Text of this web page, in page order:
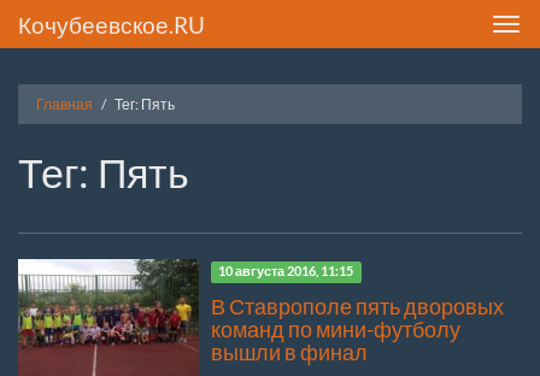
Кочубеевское.RU
Главная Тег: Пять
Тег: Пять
10 августа 2016, 11:15
В Ставрополе пять дворовых
команд по мини-футболу
вышли в финал